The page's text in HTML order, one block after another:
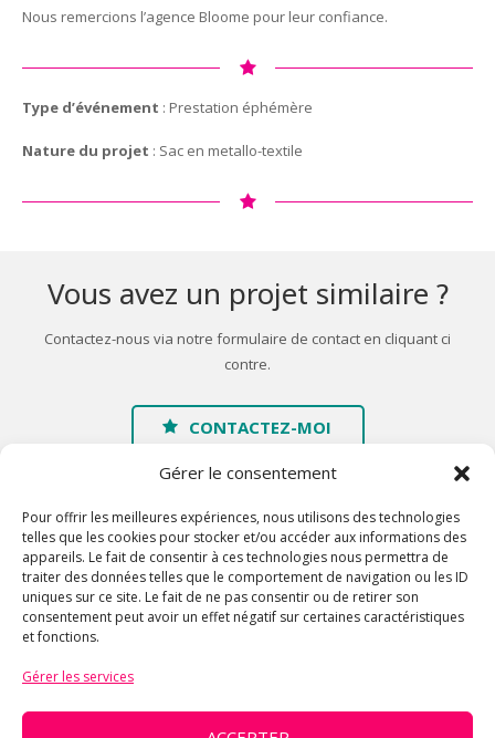
Gérer le consentement
Pour offrir les meilleures expériences, nous utilisons des technologies
telles que les cookies pour stocker et/ou accéder aux informations des
appareils. Le fait de consentir à ces technologies nous permettra de
traiter des données telles que le comportement de navigation ou les ID
uniques sur ce site. Le fait de ne pas consentir ou de retirer son
consentement peut avoir un effet négatif sur certaines caractéristiques
et fonctions.
Gérer les services
Nous remercions l’agence Bloome pour leur confiance.
Type d’événement : Prestation éphémère
Nature du projet : Sac en metallo-textile
Vous avez un projet similaire ?
Contactez-nous via notre formulaire de contact en cliquant ci
contre.
CONTACTEZ-MOI
Accueil
A propos